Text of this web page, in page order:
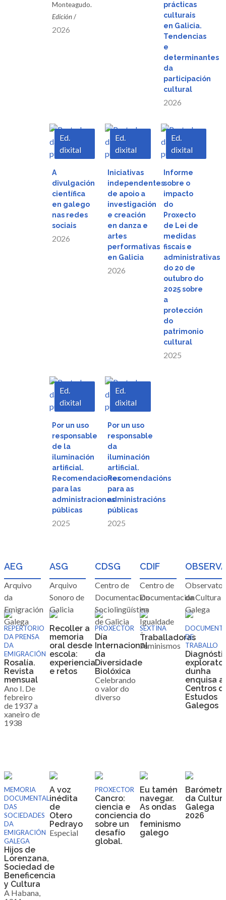
Monteagudo.
Edición/
2026
Vista
rápida
prácticas
culturais
en Galicia.
Tendencias
e
determinantes
da
participación
cultural
2026
Ed.
dixital
Descargar
Vista
rápida
A
divulgación
científica
en galego
nas redes
sociais
2026
Ed.
dixital
Descargar
Vista
rápida
Iniciativas
independentes
de apoio a
investigación
e creación
en danza e
artes
performativas
en Galicia
2026
Ed.
dixital
Descargar
Vista
rápida
Informe
sobre o
impacto
do
Proxecto
de Lei de
medidas
fiscais e
administrativas
do 20 de
outubro do
2025 sobre
a
protección
do
patrimonio
cultural
2025
Ed.
dixital
Descargar
Vista
rápida
Por un uso
responsable
de la
iluminación
artificial.
Recomendaciones
para las
administraciones
públicas
2025
Ed.
dixital
Descargar
Vista
rápida
Por un uso
responsable
da
iluminación
artificial.
Recomendacións
para as
administracións
públicas
2025
AEG
Arquivo
da
Emigración
Galega
REPERTORIO
DA PRENSA
DA
EMIGRACIÓN
Rosalía.
Revista
mensual
Ano I. De
febreiro
de 1937 a
xaneiro de
1938
MEMORIA
DOCUMENTAL
DAS
SOCIEDADES
DA
EMIGRACIÓN
GALEGA
Hijos de
Lorenzana,
Sociedad de
Beneficencia
y Cultura
A Habana,
ASG
Arquivo
Sonoro de
Galicia
Recoller a
memoria
oral desde a
escola:
experiencias
e retos
A voz
inédita
de
Otero
Pedrayo
Especial
CDSG
Centro de
Documentación
Sociolingüística
de Galicia
PROXECTOR
Día
Internacional
da
Diversidade
Biolóxica
Celebrando
o valor do
diverso
PROXECTOR
Cancro:
ciencia e
conciencia
sobre un
desafío
global.
CDIF
Centro de
Documentación
en
Igualdade
e
Feminismos
SEXTINA
Traballadoras
Eu tamén
navegar.
As ondas
do
feminismo
galego
da Cultura
Galega
DE
TRABALLO
dunha
enquisa
Centros
Estudos
Galegos
da
Galega
2026